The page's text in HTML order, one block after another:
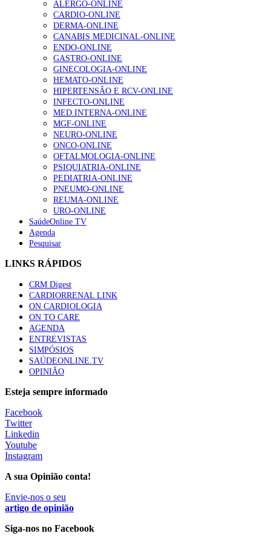
Ordem critica “incapacidade” do SNS em atrair e fixar jovens
1.º Episódio do Podcast “Frequência Cardio – Sintoniza-
te na Insuficiência Cardíaca” da Bayer
207 visualizações
Enfermagem Forense. “Da urgência ao tribunal, cada
gesto conta e cada profissional faz a diferença”
203 visualizações
Alguns milhares de utentes podem ficar sem médico de
família com nova regras do registo, alerta associação
162 visualizações
“Os programas de rastreio do cancro do pulmão são
custo-efetivos e representam um investimento
sustentável para os sistemas de saúde”
94 visualizações
Quase quatro em cada dez doentes com enfarte
apresentavam níveis elevados de Lp(a), revela estudo
88 visualizações
Trodelvy aprovado para primeira linha no cancro da
mama triplo negativo metastático em doentes não
elegíveis para inibidores PD-(L)1
61 visualizações
MAIS NOTÍCIAS
Ministério prepara regras para acompanhamento da gravidez
de baixo risco por enfermeiros especialistas
10 Ago, 2026|0 Comments
Presidente da República promulga clarificação dos incentivos a
médicos por trabalho suplementar
ALERGO-ONLINE
CARDIO-ONLINE
DERMA-ONLINE
CANABIS MEDICINAL-ONLINE
ENDO-ONLINE
GASTRO-ONLINE
GINECOLOGIA-ONLINE
HEMATO-ONLINE
HIPERTENSÃO E RCV-ONLINE
INFECTO-ONLINE
MED.INTERNA-ONLINE
MGF-ONLINE
NEURO-ONLINE
ONCO-ONLINE
OFTALMOLOGIA-ONLINE
PSIQUIATRIA-ONLINE
PEDIATRIA-ONLINE
PNEUMO-ONLINE
REUMA-ONLINE
URO-ONLINE
SaúdeOnline TV
Agenda
Pesquisar
LINKS RÁPIDOS
CRM Digest
CARDIORRENAL LINK
ON CARDIOLOGIA
ON TO CARE
AGENDA
ENTREVISTAS
SIMPÓSIOS
SAÚDEONLINE.TV
OPINIÃO
Esteja sempre informado
Facebook
Twitter
Linkedin
Youtube
Instagram
A sua Opinião conta!
Envie-nos o seu
artigo de opinião
Siga-nos no Facebook